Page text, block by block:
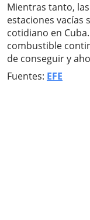
Mientras tanto,
estaciones vacías
cotidiano en
combustible
de conseguir y
Fuentes: EFE